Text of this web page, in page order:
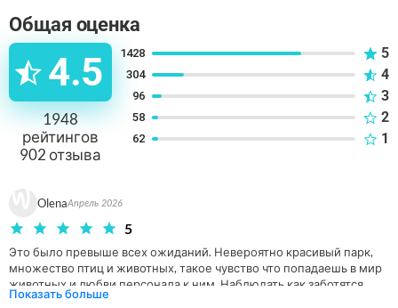
транспорт обратно в Пуэрто-де-ла-Крус. Этот день
хорошо проведен в захватывающем парке Тенерифе.
Общая оценка
4.5
1948
рейтингов
902 отзыва
1428 5
304 4
96 3
58 2
62 1
OlenaАпрель 2026
5
Это было превыше всех ожиданий. Невероятно красивый парк,
множество птиц и животных, такое чувство что попадаешь в мир
животных и любви персонала к ним. Наблюдать как заботятся,
лечат, дрессируют попугаев, морских котиков и других, и с каким
Показать больше